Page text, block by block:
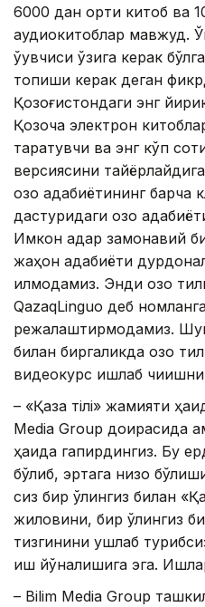
6000 дан ортиқ китоб ва
аудиокитоблар мавжуд.
ўқувчиси ўзига керак
топиши керак деган
Қозоғистондаги энг
Қозоқча электрон
тарқатувчи ва энг кўп
версиясини
қозоқ адабиётининг барча
дастуридаги қозоқ
Имкон қадар замонавий
жаҳон адабиёти
қилмоқдамиз. Энди қозоқ
QazaqLinguo деб
режалаштирмоқдамиз.
билан биргаликда қозоқ
видеокурс ишлаб
– «Қазақ тілі» жамияти
Media Group доирасида
ҳақида гапирдингиз. Бу
бўлиб, эртага низо
сиз бир қўлингиз билан
жиловини, бир қўлингиз
тизгинини ушлаб
иш йўналишига эга.
– Bilim Media Group